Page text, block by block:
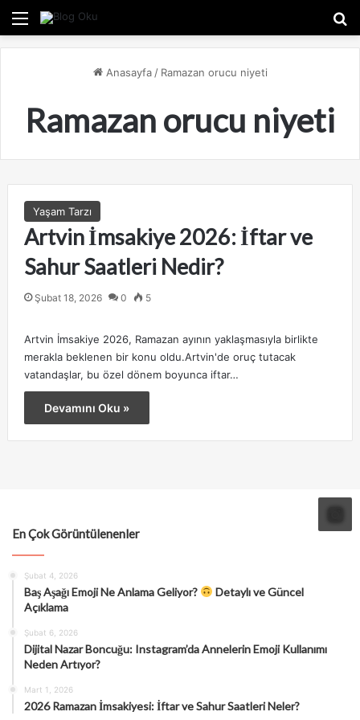
Menü
Anasayfa / Ramazan orucu niyeti
Ramazan orucu niyeti
Yaşam Tarzı
Artvin İmsakiye 2026: İftar ve
Sahur Saatleri Nedir?
Şubat 18, 2026 0 5
Artvin İmsakiye 2026, Ramazan ayının yaklaşmasıyla birlikte
merakla beklenen bir konu oldu.Artvin'de oruç tutacak
vatandaşlar, bu özel dönem boyunca iftar…
Devamını Oku »
En Çok Görüntülenenler
Şubat 4, 2026
Baş Aşağı Emoji Ne Anlama Geliyor?
Detaylı ve Güncel
Açıklama
Şubat 6, 2026
Dijital Nazar Boncuğu: Instagram’da Annelerin Emoji Kullanımı
Neden Artıyor?
Mart 1, 2026
2026 Ramazan İmsakiyesi: İftar ve Sahur Saatleri Neler?